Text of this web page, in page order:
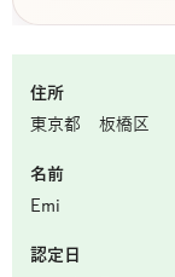
住所
東京都 板橋区
名前
Emi
認定日